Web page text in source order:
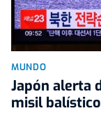
MUNDO
Japón alerta
misil